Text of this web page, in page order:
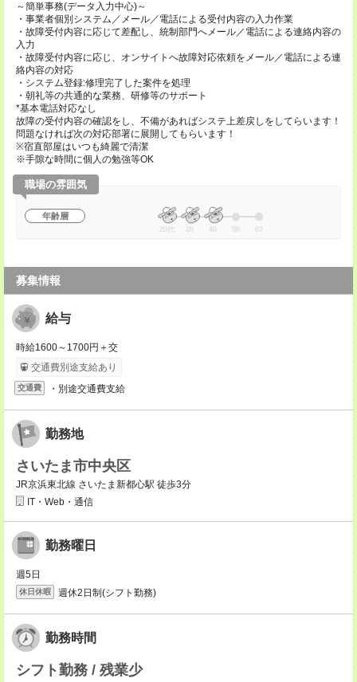
～簡単事務(データ入力中心)～
・事業者個別システム／メール／電話による受付内容の入力作業
・故障受付内容に応じて差配し、統制部門へメール／電話による連絡内容の
入力
・故障受付内容に応じ、オンサイトへ故障対応依頼をメール／電話による連
絡内容の対応
・システム登録:修理完了した案件を処理
・朝礼等の共通的な業務、研修等のサポート
*基本電話対応なし
故障の受付内容の確認をし、不備があればシステ上差戻しをしてらいます！
問題なければ次の対応部署に展開してもらいます！
※宿直部屋はいつも綺麗で清潔
※手隙な時間に個人の勉強等OK
職場の雰囲気
年齢層
20代 30 40 50 60
募集情報
給与
時給1600～1700円＋交
交通費別途支給あり
交通費 ・別途交通費支給
勤務地
さいたま市中央区
JR京浜東北線 さいたま新都心駅 徒歩3分
IT・Web・通信
勤務曜日
週5日
休日休暇 週休2日制(シフト勤務)
勤務時間
シフト勤務 / 残業少